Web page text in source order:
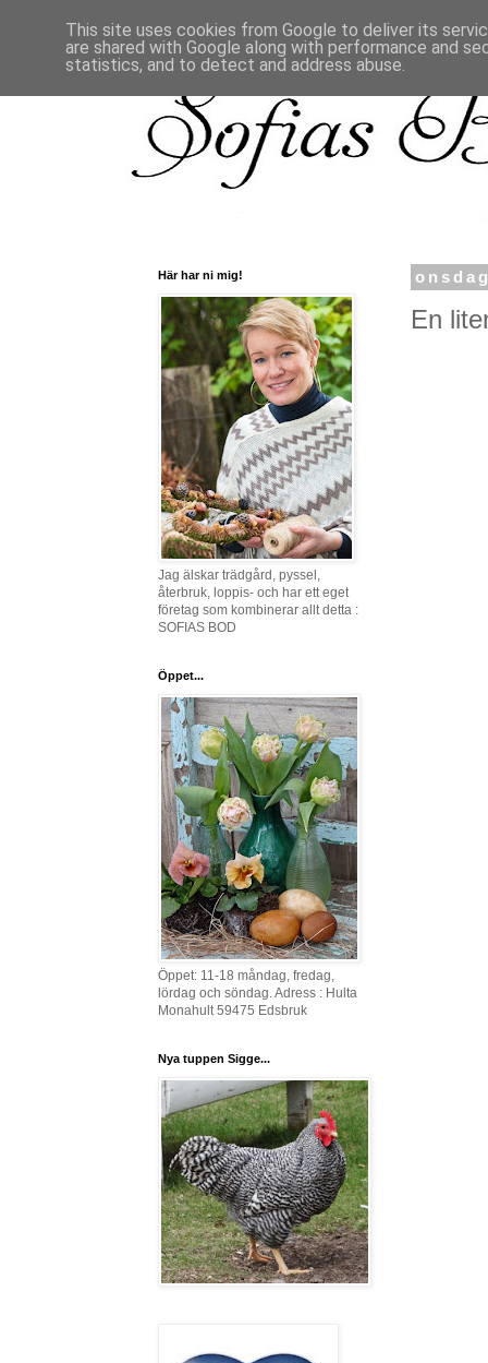
En
Här har ni mig!
Jag älskar trädgård, pyssel,
återbruk, loppis- och har ett eget
företag som kombinerar allt detta :
SOFIAS BOD
Öppet...
Öppet: 11-18 måndag, fredag,
lördag och söndag. Adress : Hulta
Monahult 59475 Edsbruk
Nya tuppen Sigge...
This site uses cookies from Google to deliver its
are shared with Google along with performance and
statistics, and to detect and address abuse.